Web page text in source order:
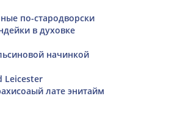
по-стародворски
в духовке
начинкой
Leicester
лате энитайм